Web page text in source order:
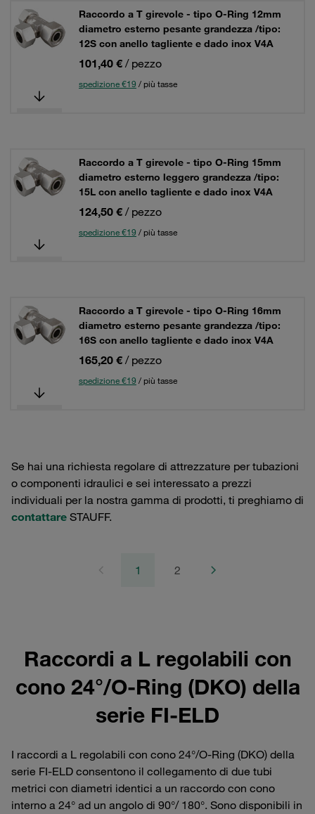
Raccordo a T girevole - tipo O-Ring 12mm
diametro esterno pesante grandezza /tipo:
12S con anello tagliente e dado inox V4A
101,40 € / pezzo
spedizione €19 / più tasse
Raccordo a T girevole - tipo O-Ring 15mm
diametro esterno leggero grandezza /tipo:
15L con anello tagliente e dado inox V4A
124,50 € / pezzo
spedizione €19 / più tasse
Raccordo a T girevole - tipo O-Ring 16mm
diametro esterno pesante grandezza /tipo:
16S con anello tagliente e dado inox V4A
165,20 € / pezzo
spedizione €19 / più tasse
Se hai una richiesta regolare di attrezzature per tubazioni
o componenti idraulici e sei interessato a prezzi
individuali per la nostra gamma di prodotti, ti preghiamo di
contattare STAUFF.
1 2
Raccordi a L regolabili con
cono 24°/O-Ring (DKO) della
serie FI-ELD
I raccordi a L regolabili con cono 24°/O-Ring (DKO) della
serie FI-ELD consentono il collegamento di due tubi
metrici con diametri identici a un raccordo con cono
interno a 24° ad un angolo di 90°/ 180°. Sono disponibili in